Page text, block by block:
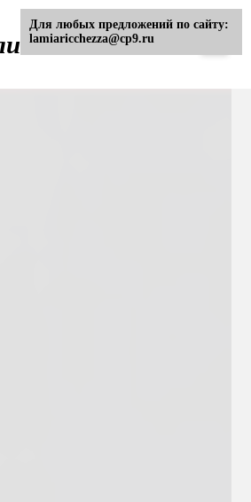
- Интернет журнал
Для любых предложений по сайту:
lamiaricchezza@cp9.ru